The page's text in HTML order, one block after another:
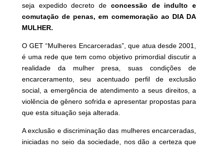
seja expedido decreto de concessão de indulto e
comutação de penas, em comemoração ao DIA DA
MULHER.
O GET “Mulheres Encarceradas”, que atua desde 2001,
é uma rede que tem como objetivo primordial discutir a
realidade da mulher presa, suas condições de
encarceramento, seu acentuado perfil de exclusão
social, a emergência de atendimento a seus direitos, a
violência de gênero sofrida e apresentar propostas para
que esta situação seja alterada.
A exclusão e discriminação das mulheres encarceradas,
iniciadas no seio da sociedade, nos dão a certeza que